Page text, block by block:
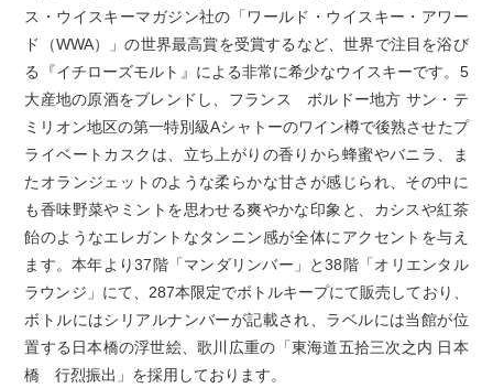
ス・ウイスキーマガジン社の「ワールド・ウイスキー・アワー
ド（WWA）」の世界最高賞を受賞するなど、世界で注目を浴び
る『イチローズモルト』による非常に希少なウイスキーです。5
大産地の原酒をブレンドし、フランス ボルドー地方 サン・テ
ミリオン地区の第一特別級Aシャトーのワイン樽で後熟させたプ
ライベートカスクは、立ち上がりの香りから蜂蜜やバニラ、ま
たオランジェットのような柔らかな甘さが感じられ、その中に
も香味野菜やミントを思わせる爽やかな印象と、カシスや紅茶
飴のようなエレガントなタンニン感が全体にアクセントを与え
ます。本年より37階「マンダリンバー」と38階「オリエンタル
ラウンジ」にて、287本限定でボトルキープにて販売しており、
ボトルにはシリアルナンバーが記載され、ラベルには当館が位
置する日本橋の浮世絵、歌川広重の「東海道五拾三次之内 日本
橋 行烈振出」を採用しております。